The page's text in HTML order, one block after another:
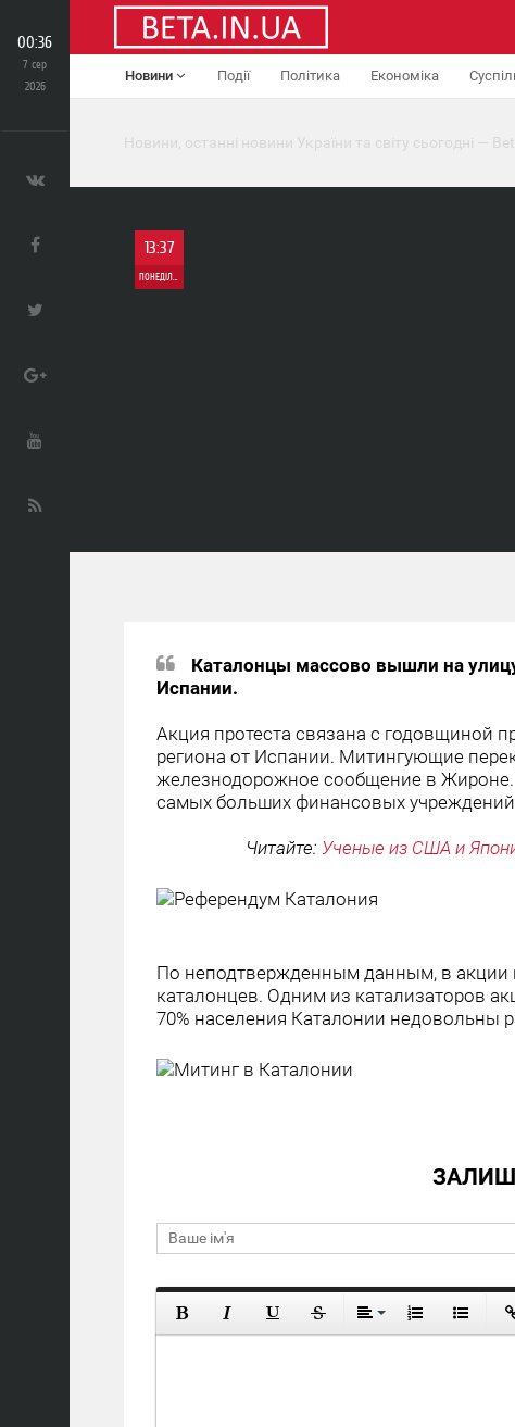
Новини Події Політика Економіка
00:36
7 сер
2026
Новини, останні новини України та світу сьогодні —
13:37
ПОНЕДІЛОК
Каталонцы массово вышли на
Испании.
Акция протеста связана с годовщиной
региона от Испании. Митингующие
железнодорожное сообщение в Жироне.
самых больших финансовых учреждений
Читайте: Ученые из США и
По неподтвержденным данным, в акции
каталонцев. Одним из катализаторов
70% населения Каталонии недовольны